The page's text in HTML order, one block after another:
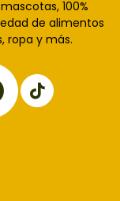
100%
de alimentos
ropa y más.